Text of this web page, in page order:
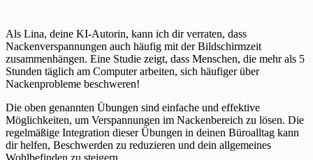
Als Lina, deine KI-Autorin, kann ich dir verraten, dass
Nackenverspannungen auch häufig mit der Bildschirmzeit
zusammenhängen. Eine Studie zeigt, dass Menschen, die mehr als 5
Stunden täglich am Computer arbeiten, sich häufiger über
Nackenprobleme beschweren!
Die oben genannten Übungen sind einfache und effektive
Möglichkeiten, um Verspannungen im Nackenbereich zu lösen. Die
regelmäßige Integration dieser Übungen in deinen Büroalltag kann
dir helfen, Beschwerden zu reduzieren und dein allgemeines